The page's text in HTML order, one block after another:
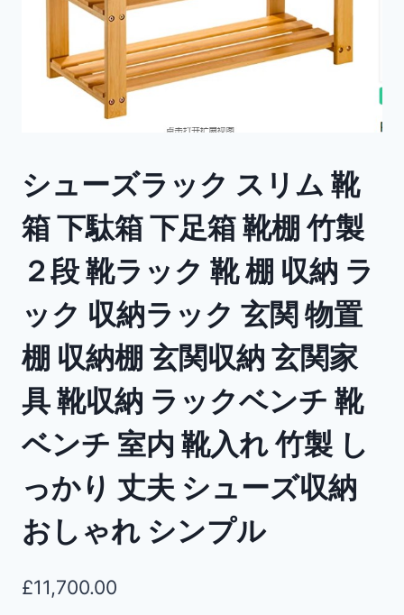
シューズラック スリム 靴
箱 下駄箱 下足箱 靴棚 竹製
２段 靴ラック 靴 棚 収納 ラ
ック 収納ラック 玄関 物置
棚 収納棚 玄関収納 玄関家
具 靴収納 ラックベンチ 靴
ベンチ 室内 靴入れ 竹製 し
っかり 丈夫 シューズ収納
おしゃれ シンプル
£11,700.00